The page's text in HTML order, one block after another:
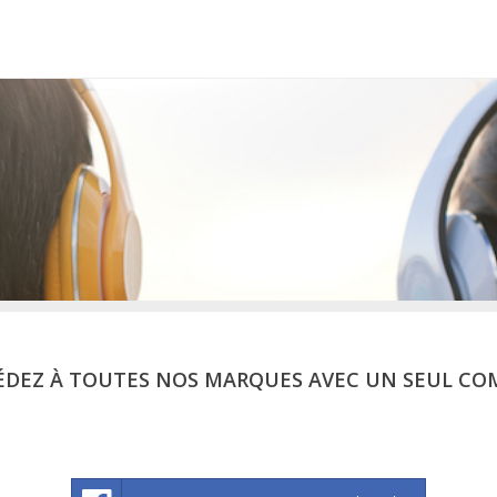
À TOUTES NOS MARQUES AVEC UN SEUL